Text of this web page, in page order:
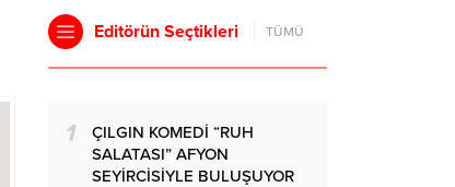
Editörün Seçtikleri TÜMÜ
1
ÇILGIN KOMEDİ “RUH
SALATASI” AFYON
SEYİRCİSİYLE BULUŞUYOR